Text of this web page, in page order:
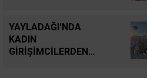
Ahmet Süreyya
SARAYKENT’TE
YAYLADAĞI'NDA
KADIN
GİRİŞİMCİLERDEN